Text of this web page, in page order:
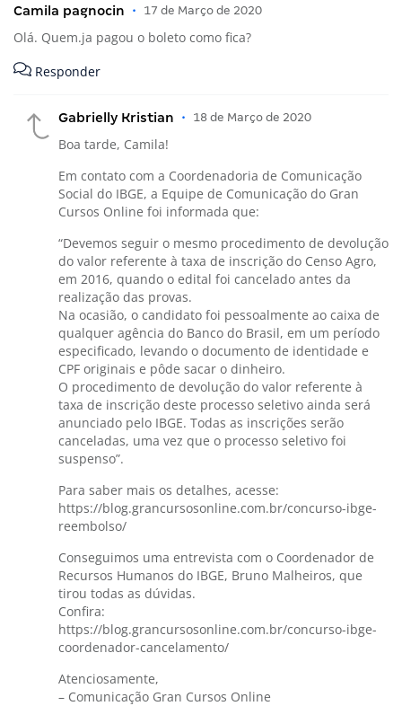
Camila pagnocin • 17 de Março de 2020
Olá. Quem.ja pagou o boleto como fica?
Responder
Gabrielly Kristian • 18 de Março de 2020
Boa tarde, Camila!
Em contato com a Coordenadoria de Comunicação
Social do IBGE, a Equipe de Comunicação do Gran
Cursos Online foi informada que:
“Devemos seguir o mesmo procedimento de devolução
do valor referente à taxa de inscrição do Censo Agro,
em 2016, quando o edital foi cancelado antes da
realização das provas.
Na ocasião, o candidato foi pessoalmente ao caixa de
qualquer agência do Banco do Brasil, em um período
especificado, levando o documento de identidade e
CPF originais e pôde sacar o dinheiro.
O procedimento de devolução do valor referente à
taxa de inscrição deste processo seletivo ainda será
anunciado pelo IBGE. Todas as inscrições serão
canceladas, uma vez que o processo seletivo foi
suspenso”.
Para saber mais os detalhes, acesse:
https://blog.grancursosonline.com.br/concurso-ibge-
reembolso/
Conseguimos uma entrevista com o Coordenador de
Recursos Humanos do IBGE, Bruno Malheiros, que
tirou todas as dúvidas.
Confira:
https://blog.grancursosonline.com.br/concurso-ibge-
coordenador-cancelamento/
Atenciosamente,
– Comunicação Gran Cursos Online